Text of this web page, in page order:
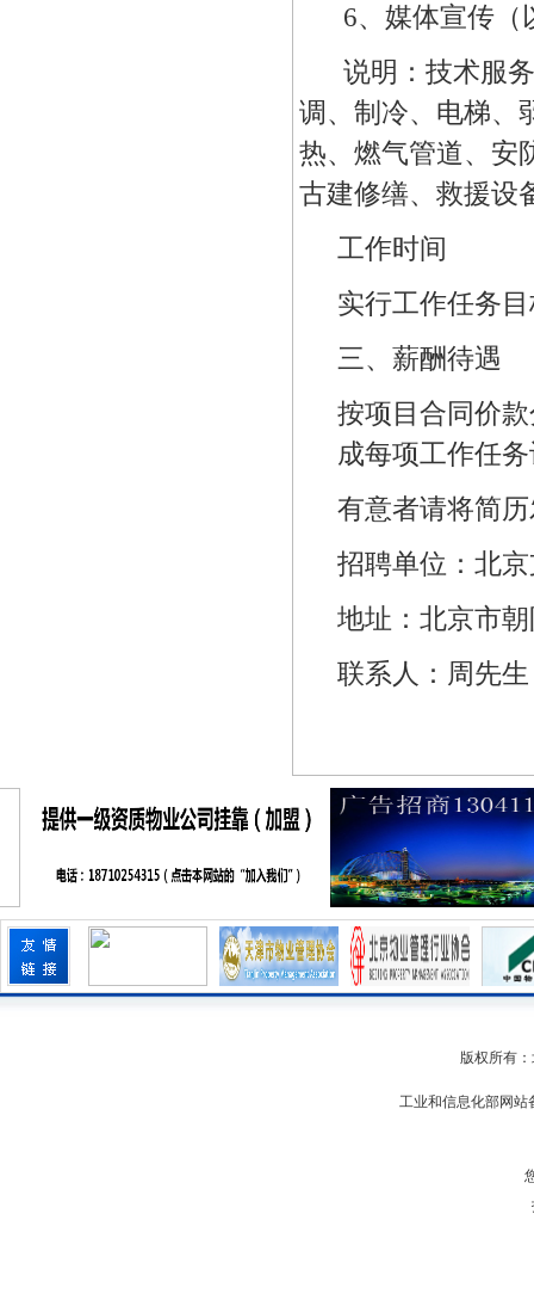
6、媒体宣传（
说明：技术服
调、制冷、电梯、
热、燃气管道、安
古建修缮、救援设
工作时间
实行工作任务
三、薪酬待遇
按项目合同价
成每项工作任
有意者请将简
招聘单位：北
地址：北京市
联系人：周先生
版权所有
工业和信息化部网站